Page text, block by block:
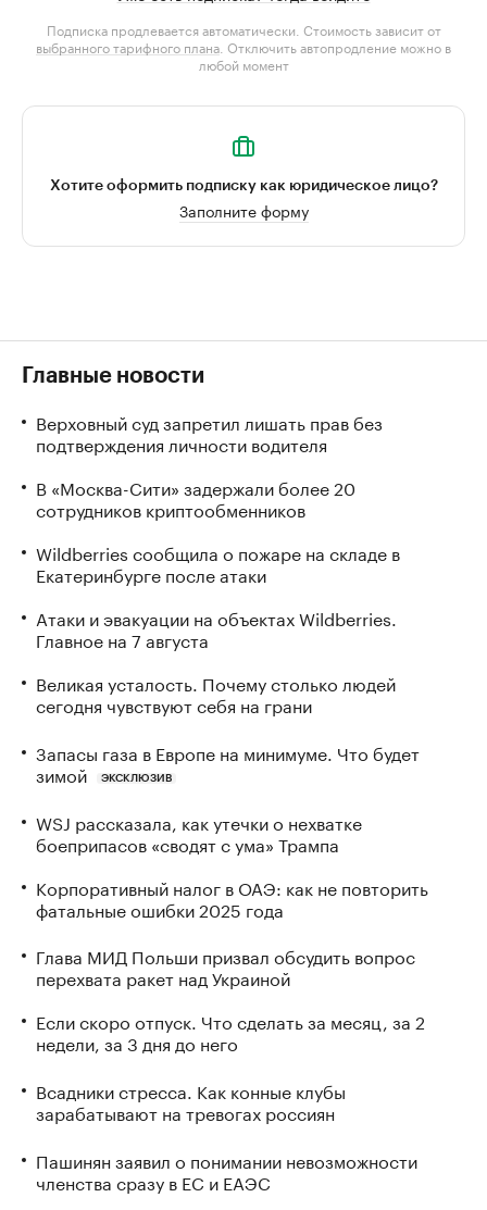
Подписка продлевается автоматически. Стоимость зависит от
выбранного тарифного плана . Отключить автопродление можно в
любой момент
Хотите оформить подписку как юридическое лицо?
Заполните форму
Главные новости
Верховный суд запретил лишать прав без
подтверждения личности водителя
В «Москва-Сити» задержали более 20
сотрудников криптообменников
Wildberries сообщила о пожаре на складе в
Екатеринбурге после атаки
Атаки и эвакуации на объектах Wildberries.
Главное на 7 августа
Великая усталость. Почему столько людей
сегодня чувствуют себя на грани
Запасы газа в Европе на минимуме. Что будет
зимой
ЭКСКЛЮЗИВ
WSJ рассказала, как утечки о нехватке
боеприпасов «сводят с ума» Трампа
Корпоративный налог в ОАЭ: как не повторить
фатальные ошибки 2025 года
Глава МИД Польши призвал обсудить вопрос
перехвата ракет над Украиной
Если скоро отпуск. Что сделать за месяц, за 2
недели, за 3 дня до него
Всадники стресса. Как конные клубы
зарабатывают на тревогах россиян
Пашинян заявил о понимании невозможности
членства сразу в ЕС и ЕАЭС